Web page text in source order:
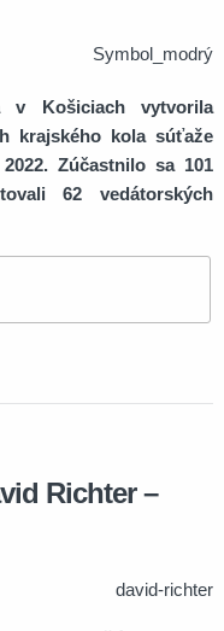
v Košiciach vytvorila
krajského kola súťaže
Zúčastnilo sa 101
62 vedátorských
Richter –